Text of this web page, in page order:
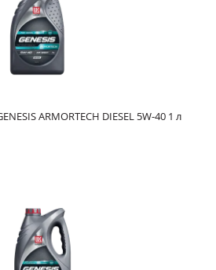
ARMORTECH DIESEL 5W-40 1 л